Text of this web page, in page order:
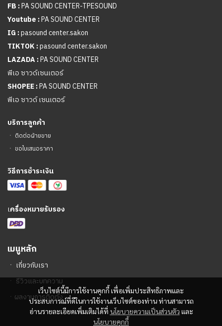
เว็บไซต์นี้มีการใช้งานคุกกี้ เพื่อเพิ่มประสิทธิภาพและ
ประสบการณ์ที่ดีในการใช้งานเว็บไซต์ของท่าน ท่านสามารถ
อ่านรายละเอียดเพิ่มเติมได้ที่ นโยบายความเป็นส่วนตัว และ
นโยบายคุกกี้
FB :PA SOUND CENTER-TPESOUND
Youtube :PA SOUND CENTER
IG :pasound center.sakon
TIKTOK :pasound center.sakon
LAZADA :PA SOUND CENTER
พีเอ ซาวด์เซนเตอร์
SHOPEE :PA SOUND CENTER
พีเอ ซาวด์ เซนเตอร์
บริการลูกค้า
ㆍ ติดต่อฝ่ายขาย
ㆍ ขอใบเสนอราคา
วิธีการชำระเงิน
เครื่องหมายรับรอง
เมนูหลัก
ㆍ เกี่ยวกับเรา
ㆍรีวิวและบทความ
ㆍ ผลงานการติดตั้ง